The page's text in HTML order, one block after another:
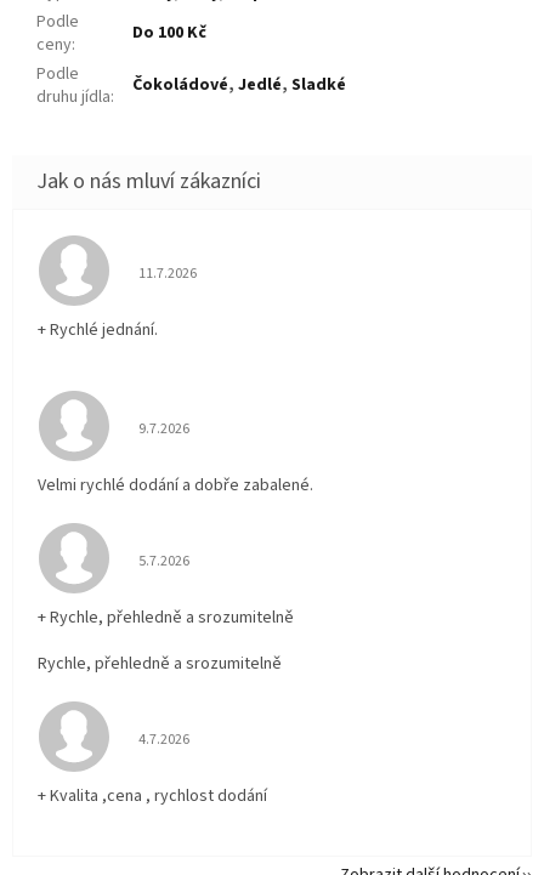
Podle
ceny:
Do 100 Kč
Podle
druhu jídla: Čokoládové, Jedlé, Sladké
Hodnocení obchodu je 5 z 5 hvězdiček.
11.7.2026
+ Rychlé jednání.
Hodnocení obchodu je 5 z 5 hvězdiček.
9.7.2026
Velmi rychlé dodání a dobře zabalené.
Hodnocení obchodu je 5 z 5 hvězdiček.
5.7.2026
+ Rychle, přehledně a srozumitelně
Rychle, přehledně a srozumitelně
Hodnocení obchodu je 5 z 5 hvězdiček.
4.7.2026
+ Kvalita ,cena , rychlost dodání